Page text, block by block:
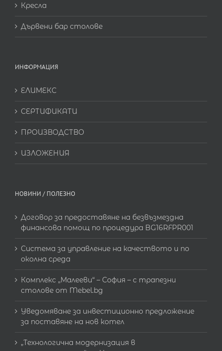
Кресла
Дървени бар столове
ИНФОРМАЦИЯ
ЕЛИМЕКС
СЕРТИФИКАТИ
ПРОИЗВОДСТВО
ИЗЛОЖЕНИЯ
НОВИНИ / ПОЛЕЗНО
Договор за предоставяне на безвъзмездна
финансова помощ по процедура BG16RFPR001
Система за управление на качеството и по
околна среда
Комплекс „Малееви“ – София – с трапезни
столове от Mebel.bg
Уведомяване за инвестиционно предложение
за поставяне на нов котел
„Технологична модернизация в